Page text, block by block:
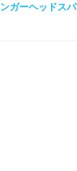
ンガーヘッドスパ